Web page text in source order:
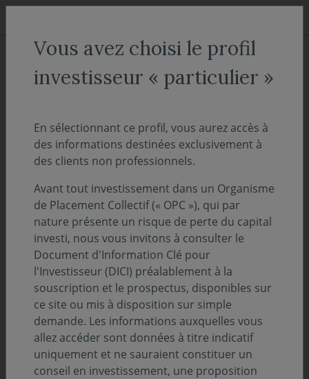
Aller au menu
Aller au contenu
ACCUEIL Décryptages
Jusqu’ici tout va bien !
PERSPECTIVES ÉCONOMIQUES ET FINANCIÈRES
Temps de lecture : 14 min
Découvrez l'intégralité de notre suivi des
marchés de la semaine - 17 novembre 2025
Aux États-Unis, l’engouement pour la dette privée a
favorisé le développement des Business
Développement Companies (« BDC ») qui détiendraient
20% d’un marché estimé à 2200 mds$ (*).
Vous avez choisi le profil
investisseur « particulier »
En sélectionnant ce profil, vous aurez accès à
des informations destinées exclusivement à
des clients non professionnels.
Avant tout investissement dans un Organisme
de Placement Collectif (« OPC »), qui par
nature présente un risque de perte du capital
investi, nous vous invitons à consulter le
Document d'Information Clé pour
l'Investisseur (DICI) préalablement à la
souscription et le prospectus, disponibles sur
ce site ou mis à disposition sur simple
demande. Les informations auxquelles vous
allez accéder sont données à titre indicatif
uniquement et ne sauraient constituer un
conseil en investissement, une proposition